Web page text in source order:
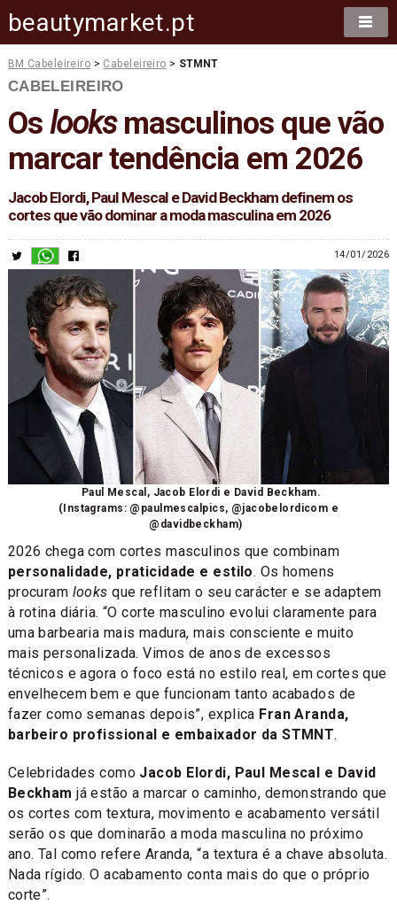
beautymarket.pt
BM Cabeleireiro > Cabeleireiro > STMNT
CABELEIREIRO
Os looksmasculinos que vão
marcar tendência em 2026
Jacob Elordi, Paul Mescal e David Beckham definem os
cortes que vão dominar a moda masculina em 2026
14/01/2026
Paul Mescal, Jacob Elordi e David Beckham.
(Instagrams: @paulmescalpics, @jacobelordicom e
@davidbeckham)
2026 chega com cortes masculinos que combinam
personalidade, praticidade e estilo. Os homens
procuram looks que reflitam o seu carácter e se adaptem
à rotina diária. “O corte masculino evolui claramente para
uma barbearia mais madura, mais consciente e muito
mais personalizada. Vimos de anos de excessos
técnicos e agora o foco está no estilo real, em cortes que
envelhecem bem e que funcionam tanto acabados de
fazer como semanas depois”, explica Fran Aranda,
barbeiro profissional e embaixador da STMNT.
Celebridades como Jacob Elordi, Paul Mescal e David
Beckham já estão a marcar o caminho, demonstrando que
os cortes com textura, movimento e acabamento versátil
serão os que dominarão a moda masculina no próximo
ano. Tal como refere Aranda, “a textura é a chave absoluta.
Nada rígido. O acabamento conta mais do que o próprio
corte”.